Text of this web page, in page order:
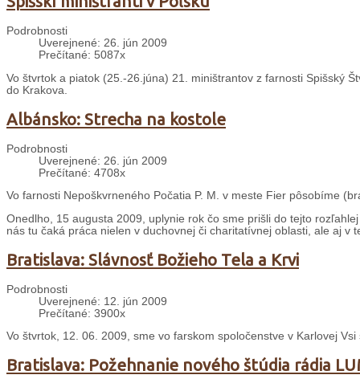
Podrobnosti
Uverejnené: 26. jún 2009
Prečítané: 5087x
Vo štvrtok a piatok (25.-26.júna) 21. miništrantov z farnosti Spišský
do Krakova.
Albánsko: Strecha na kostole
Podrobnosti
Uverejnené: 26. jún 2009
Prečítané: 4708x
Vo farnosti Nepoškvrneného Počatia P. M. v meste Fier pôsobíme
Onedlho, 15 augusta 2009, uplynie rok čo sme prišli do tejto
nás tu čaká práca nielen v duchovnej či charitatívnej oblasti, ale aj v
Bratislava: Slávnosť Božieho Tela a Krvi
Podrobnosti
Uverejnené: 12. jún 2009
Prečítané: 3900x
Vo štvrtok, 12. 06. 2009, sme vo farskom spoločenstve v Karlovej
Bratislava: Požehnanie nového štúdia rádia